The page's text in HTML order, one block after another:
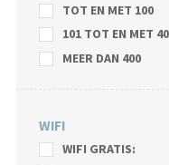
TOT EN MET 100
101 TOT EN MET
MEER DAN 400
WIFI
WIFI GRATIS: